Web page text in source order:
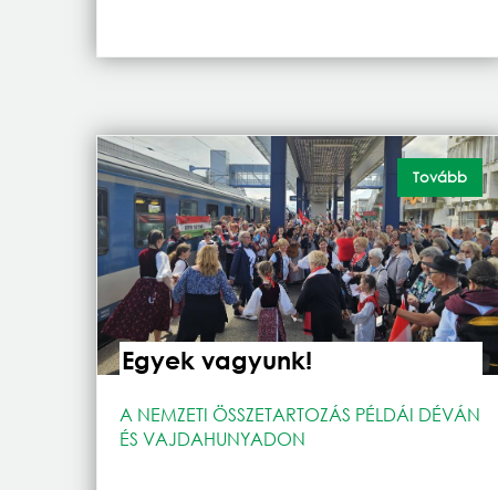
Egyek vagyunk!
A NEMZETI ÖSSZETARTOZÁS PÉLDÁI DÉVÁN
ÉS VAJDAHUNYADON
Tovább